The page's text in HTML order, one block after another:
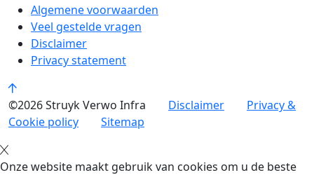
Algemene voorwaarden
Veel gestelde vragen
Disclaimer
Privacy statement
©2026 Struyk Verwo Infra Disclaimer
Privacy &
Cookie policy
Sitemap
Onze website maakt gebruik van cookies om u de beste